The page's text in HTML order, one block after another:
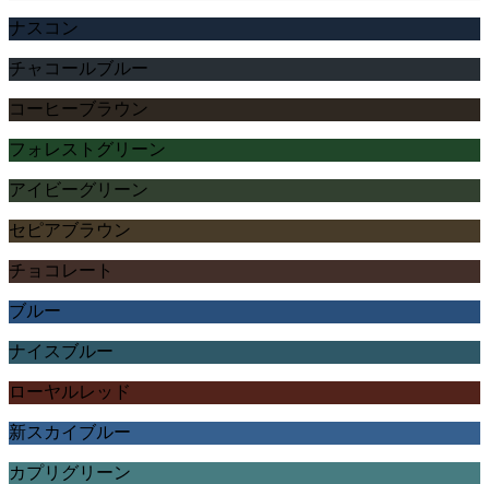
ナスコン
チャコールブルー
コーヒーブラウン
フォレストグリーン
アイビーグリーン
セピアブラウン
チョコレート
ブルー
ナイスブルー
ローヤルレッド
新スカイブルー
カプリグリーン